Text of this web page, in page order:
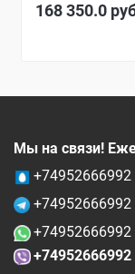
168 350.0
Мы на связи!
+74952666992
+74952666992
+74952666992
+74952666992